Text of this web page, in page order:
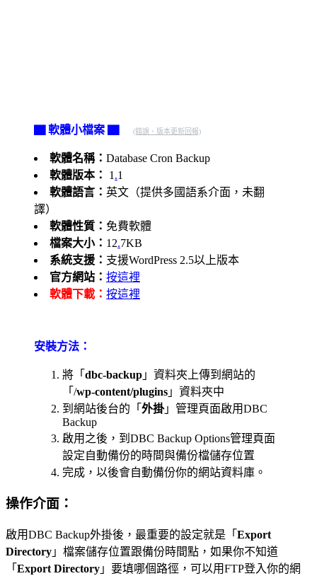
▇ 軟體小檔案 ▇ (錯誤、版本更新回報)
軟體名稱： Database Cron Backup
軟體版本：
1 .1
軟體語言： 英文（提供多國語系介面，未翻
譯）
軟體性質： 免費軟體
檔案大小： 12.7KB
系統支援： 支援WordPress 2.5以上版本
官方網站： 按這裡
軟體下載： 按這裡
安裝方法：
將「 dbc-backup 」資料夾上傳到網站的
「/wp-content/plugins 」資料夾中
到網站後台的「 外掛」管理頁面啟用DBC
Backup
啟用之後，到DBC Backup Options管理頁面
設定自動備份的時間與備份檔儲存位置
完成，以後會自動備份你的網站資料庫。
操作介面：
啟用DBC Backup外掛後，最重要的設定就是「 Export
Directory 」檔案儲存位置跟備份時間點，如果你不知道
「 Export Directory 」要填哪個路徑，可以用FTP登入你的網